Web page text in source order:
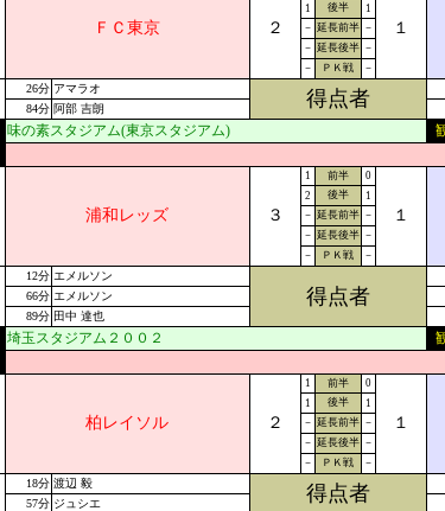
ＦＣ東京 ２ １
1 後半
1
－ 延長前半 －
－ 延長後半 －
－
ＰＫ戦 －
26分 アマラオ 得点者
84分 阿部 吉朗
味の素スタジアム(東京スタジアム)
浦和レッズ ３
1 前半 0
１
2 後半
1
－ 延長前半 －
－ 延長後半 －
－
ＰＫ戦 －
12分 エメルソン
得点者
66分 エメルソン
89分 田中 達也
埼玉スタジアム２００２
柏レイソル ２
1 前半 0
１
1 後半
1
－ 延長前半 －
－ 延長後半 －
－
ＰＫ戦 －
18分 渡辺 毅 得点者
57分 ジュシエ